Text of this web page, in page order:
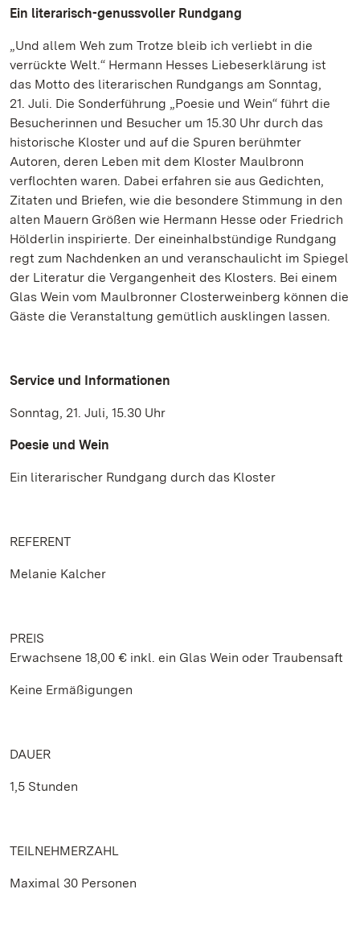
Ein literarisch-genussvoller Rundgang
„Und allem Weh zum Trotze bleib ich verliebt in die
verrückte Welt.“ Hermann Hesses Liebeserklärung ist
das Motto des literarischen Rundgangs am Sonntag,
21. Juli. Die Sonderführung „Poesie und Wein“ führt die
Besucherinnen und Besucher um 15.30 Uhr durch das
historische Kloster und auf die Spuren berühmter
Autoren, deren Leben mit dem Kloster Maulbronn
verflochten waren. Dabei erfahren sie aus Gedichten,
Zitaten und Briefen, wie die besondere Stimmung in den
alten Mauern Größen wie Hermann Hesse oder Friedrich
Hölderlin inspirierte. Der eineinhalbstündige Rundgang
regt zum Nachdenken an und veranschaulicht im Spiegel
der Literatur die Vergangenheit des Klosters. Bei einem
Glas Wein vom Maulbronner Closterweinberg können die
Gäste die Veranstaltung gemütlich ausklingen lassen.
Service und Informationen
Sonntag, 21. Juli, 15.30 Uhr
Poesie und Wein
Ein literarischer Rundgang durch das Kloster
REFERENT
Melanie Kalcher
PREIS
Erwachsene 18,00 € inkl. ein Glas Wein oder Traubensaft
Keine Ermäßigungen
DAUER
1,5 Stunden
TEILNEHMERZAHL
Maximal 30 Personen